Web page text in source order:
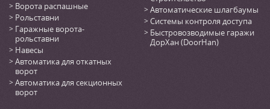
Ворота распашные
Рольставни
Гаражные ворота-
рольставни
Навесы
Автоматика для откатных
ворот
Автоматика для секционных
ворот
Автоматические шлагбаумы
Системы контроля доступа
Быстровозводимые гаражи
ДорХан (DoorHan)